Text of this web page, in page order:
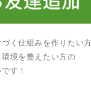
く仕組みを作りたい
境を整えたい方の
す！